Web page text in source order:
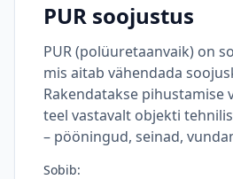
Eesti|
Küsi
Arvuta hind
PUR soojustus
PUR (polüuretaanvaik) on
mis aitab vähendada
Rakendatakse pihustamise
teel vastavalt objekti
– pööningud, seinad,
Sobib: